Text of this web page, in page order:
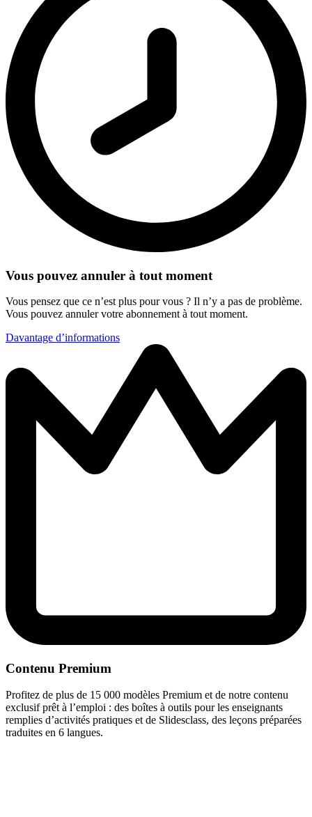
Vous pouvez annuler à tout moment
Vous pensez que ce n’est plus pour vous ? Il n’y a pas de problème.
Vous pouvez annuler votre abonnement à tout moment.
Davantage d’informations
Contenu Premium
Profitez de plus de 15 000 modèles Premium et de notre contenu
exclusif prêt à l’emploi : des boîtes à outils pour les enseignants
remplies d’activités pratiques et de Slidesclass, des leçons préparées
traduites en 6 langues.